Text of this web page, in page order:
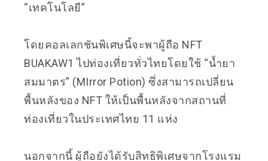
“เทคโนโลยี”
โดยคอลเลกชันพิเศษนี้จะพาผู้ถือ NFT
BUAKAW1 ไปท่องเที่ยวทั่วไทยโดยใช้ “น้ำยา
สมมาตร” (MIrror Potion) ซึ่งสามารถเปลี่ยน
พื้นหลังของ NFT ให้เป็นพื้นหลังจากสถานที่
ท่องเที่ยวในประเทศไทย 11 แห่ง
นอกจากนี้ ผู้ถือยังได้รับสิทธิพิเศษจากโรงแรม